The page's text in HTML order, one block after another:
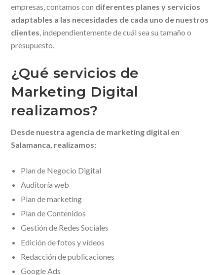
empresas, contamos con diferentes planes y servicios
adaptables a las necesidades de cada uno de nuestros
clientes, independientemente de cuál sea su tamaño o
presupuesto.
¿Qué servicios de
Marketing Digital
realizamos?
Desde nuestra agencia de marketing digital en
Salamanca, realizamos:
Plan de Negocio Digital
Auditoría web
Plan de marketing
Plan de Contenidos
Gestión de Redes Sociales
Edición de fotos y vídeos
Redacción de publicaciones
Google Ads